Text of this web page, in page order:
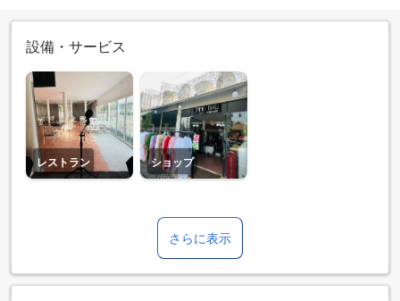
設備・サービス
レストラン ショップ
さらに表示